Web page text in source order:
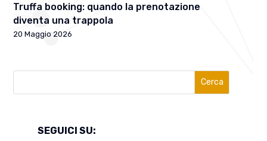
Truffa booking: quando la prenotazione
diventa una trappola
20 Maggio 2026
Cerca
SEGUICI SU: